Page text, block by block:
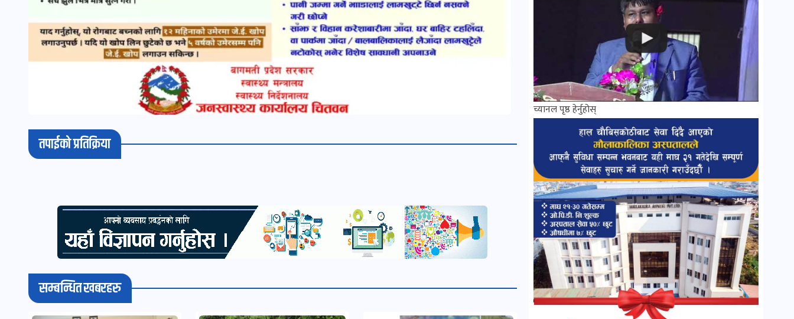
तपाईको प्रतिक्रिया
सम्बन्धित खबरहरु
च्यानल पृष्ठ हेर्नुहोस्